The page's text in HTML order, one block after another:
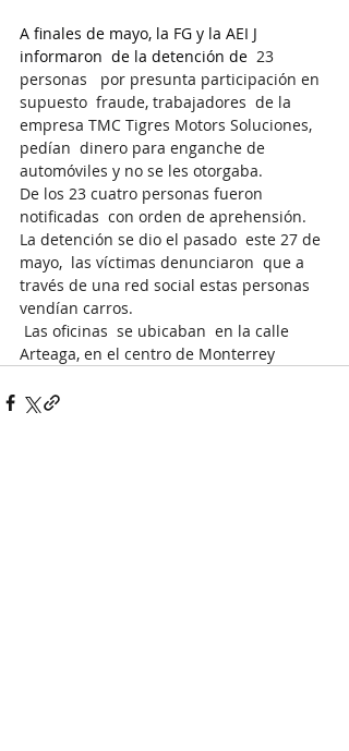
A finales de mayo, la FG y la AEI J
informaron  de la detención de 23
personas   por presunta participación en
supuesto  fraude, trabajadores  de la
empresa TMC Tigres Motors Soluciones,
pedían  dinero para enganche de
automóviles y no se les otorgaba.
De los 23 cuatro personas fueron
notificadas  con orden de aprehensión.
La detención se dio el pasado  este 27 de
mayo,  las víctimas denunciaron  que a
través de una red social estas personas
vendían carros.
Las oficinas  se ubicaban  en la calle
Arteaga, en el centro de Monterrey